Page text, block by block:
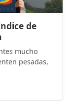
de
mucho
pesadas,